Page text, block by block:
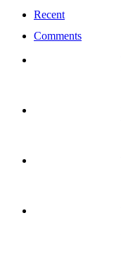
Recent
Comments